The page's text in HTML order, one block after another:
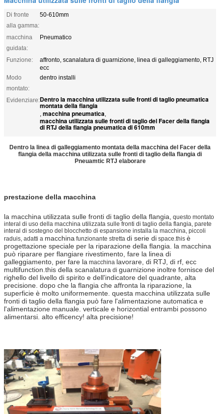
Di fronte
alla gamma:
50-610mm
macchina
guidata:
Pneumatico
Funzione:
affronto, scanalatura di guarnizione, linea di galleggiamento, RTJ
ecc
Modo
montato:
dentro installi
Evidenziare:Dentro la macchina utilizzata sulle fronti di taglio pneumatica
montata della flangia
, macchina pneumatica,
macchina utilizzata sulle fronti di taglio del Facer della flangia
di RTJ della flangia pneumatica di 610mm
Dentro la linea di galleggiamento montata della macchina del Facer della
flangia della macchina utilizzata sulle fronti di taglio della flangia di
Pneuamtic RTJ elaborare
prestazione della macchina
la macchina utilizzata sulle fronti di taglio della flangia, questo montato
interal di uso della macchina utilizzata sulle fronti di taglio della flangia, parete
interal di sostegno del blocchetto di espansione installa la macchina, piccoli
raduis, adatti a macchina funzionante stretta di serie di space.this è
progettazione speciale per la riparazione della flangia. la macchina
può riparare per flangiare rivestimento, fare la linea di
galleggiamento, per fare la macchina lavorare, di RTJ, di rf, ecc
multifunction.this della scanalatura di guarnizione inoltre fornisce del
righello del livello di spirito e dell'indicatore del quadrante, alta
precisione. dopo che la flangia che affronta la riparazione, la
superficie è molto uniformemente. questa macchina utilizzata sulle
fronti di taglio della flangia può fare l'alimentazione automatica e
l'alimentazione manuale. verticale e horizontial entrambi possono
alimentarsi. alto efficency! alta precisione!